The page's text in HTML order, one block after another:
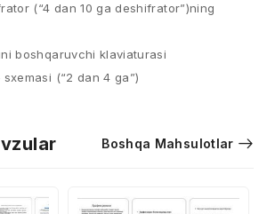
(“4 dan 10 ga deshifrator”)ning
boshqaruvchi klaviaturasi
(“2 dan 4 ga”)
Boshqa Mahsulotlar